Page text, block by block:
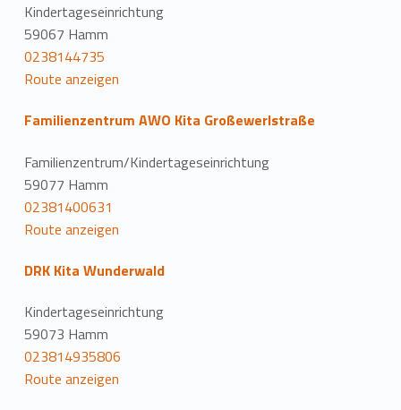
Kindertageseinrichtung
59067 Hamm
0238144735
Route anzeigen
Familienzentrum AWO Kita Großewerlstraße
Familienzentrum/Kindertageseinrichtung
59077 Hamm
02381400631
Route anzeigen
DRK Kita Wunderwald
Kindertageseinrichtung
59073 Hamm
023814935806
Route anzeigen